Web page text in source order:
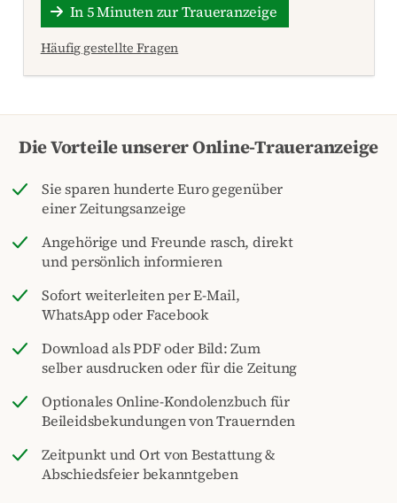
In 5 Minuten zur Traueranzeige
Häufig gestellte Fragen
Die Vorteile unserer Online-Traueranzeige
Sie sparen hunderte Euro gegenüber
einer Zeitungsanzeige
Angehörige und Freunde rasch, direkt
und persönlich informieren
Sofort weiterleiten per E-Mail,
WhatsApp oder Facebook
Download als PDF oder Bild: Zum
selber ausdrucken oder für die Zeitung
Optionales Online-Kondolenzbuch für
Beileidsbekundungen von Trauernden
Zeitpunkt und Ort von Bestattung &
Abschiedsfeier bekanntgeben